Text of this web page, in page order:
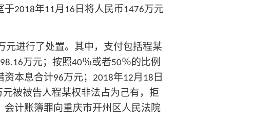
于2018年11月 16 日将人民币1476万元
元进行了处置。其中，支付包括程某
万元；按照40％或者50％的比例
资本息合计96万元； 2018年12月 18 日
元被被告人程某权非法占为己有，拒
计账簿罪向重庆市开州区人民法院